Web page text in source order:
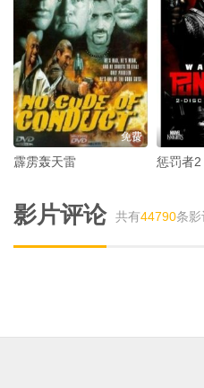
免费
霹雳轰天雷 惩罚者2
影片评论 共有44790条影